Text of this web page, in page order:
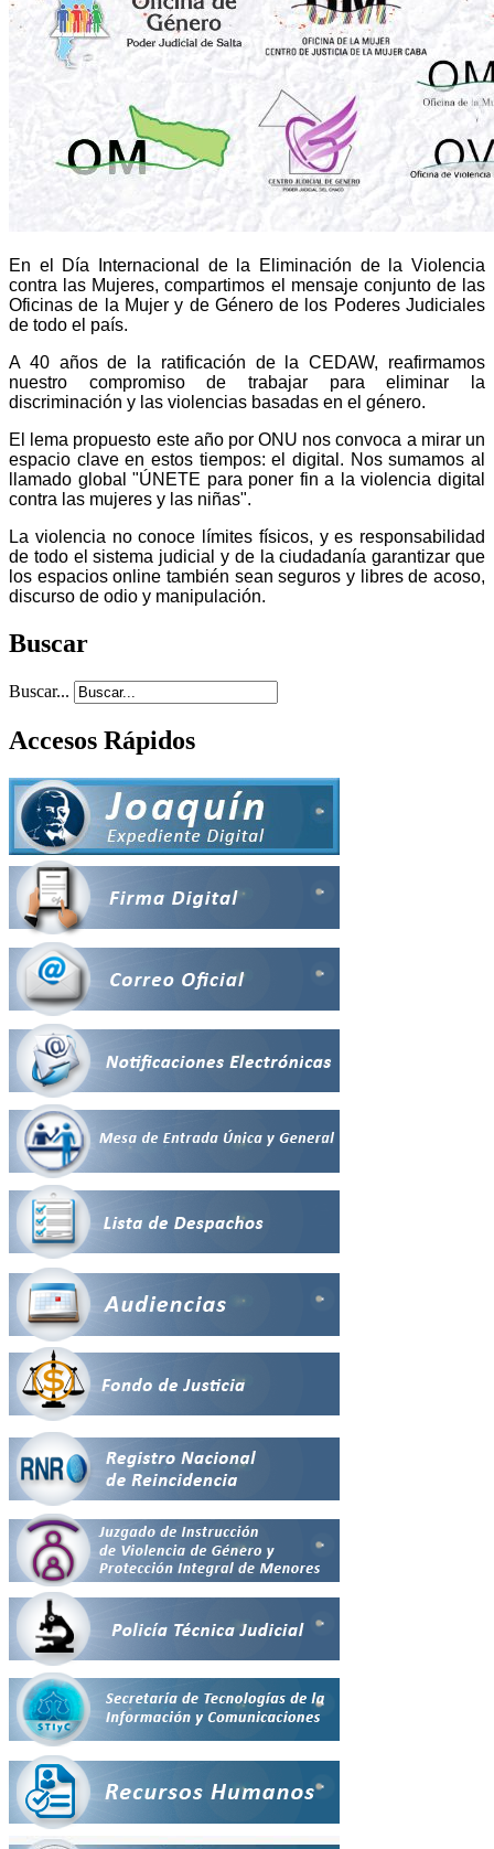
En el Día Internacional de la Eliminación de la Violencia
contra las Mujeres, compartimos el mensaje conjunto de las
Oficinas de la Mujer y de Género de los Poderes Judiciales
de todo el país.
A 40 años de la ratificación de la CEDAW, reafirmamos
nuestro compromiso de trabajar para eliminar la
discriminación y las violencias basadas en el género.
El lema propuesto este año por ONU nos convoca a mirar un
espacio clave en estos tiempos: el digital. Nos sumamos al
llamado global "ÚNETE para poner fin a la violencia digital
contra las mujeres y las niñas".
La violencia no conoce límites físicos, y es responsabilidad
de todo el sistema judicial y de la ciudadanía garantizar que
los espacios online también sean seguros y libres de acoso,
discurso de odio y manipulación.
Buscar
Buscar...
Accesos Rápidos